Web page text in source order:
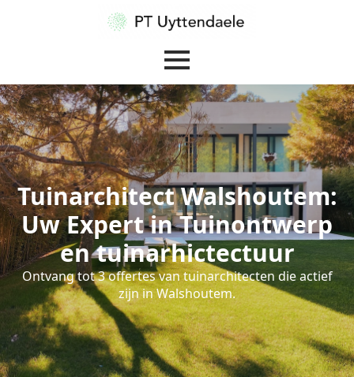
Tuinarchitect Walshoutem:
Uw Expert in Tuinontwerp
en tuinarhictectuur
Ontvang tot 3 offertes van tuinarchitecten die actief
zijn in Walshoutem.